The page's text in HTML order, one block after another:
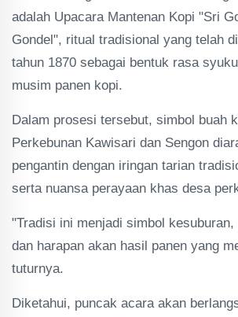
adalah Upacara Mantenan Kopi "Sri
Gondel", ritual tradisional yang telah
tahun 1870 sebagai bentuk rasa
musim panen kopi.
Dalam prosesi tersebut, simbol buah
Perkebunan Kawisari dan Sengon
pengantin dengan iringan tarian
serta nuansa perayaan khas desa
"Tradisi ini menjadi simbol kesuburan,
dan harapan akan hasil panen yang
tuturnya.
Diketahui, puncak acara akan